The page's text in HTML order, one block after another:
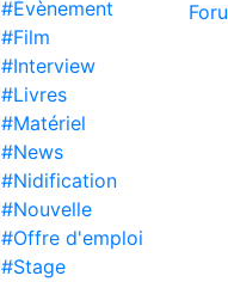
#Évènement
#Film
#Interview
#Livres
#Matériel
#News
#Nidification
#Nouvelle
#Offre d'emploi
#Stage